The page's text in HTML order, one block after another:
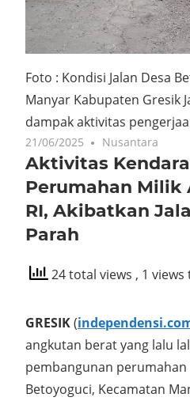
Foto : Kondisi Jalan Desa
Manyar Kabupaten Gresik
dampak aktivitas
21/06/2025 Nusantara
Aktivitas
Perumahan Milik
RI, Akibatkan
Parah
24 total views , 1
GRESIK(
angkutan berat yang lalu
pembangunan perumahan
Betoyoguci, Kecamatan